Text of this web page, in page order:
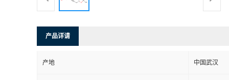
产品详请
产地 中国武汉